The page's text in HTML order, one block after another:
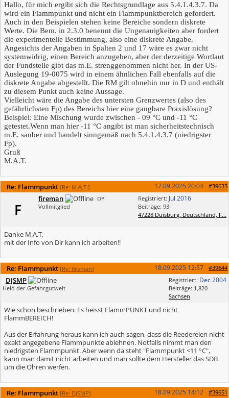
Hallo, für mich ergibt sich die Rechtsgrundlage aus 5.4.1.4.3.7. Da
wird ein Flammpunkt und nicht ein Flammpunktbereich gefordert.
Auch in den Beispielen stehen keine Bereiche sondern diskrete
Werte. Die Bem. in 2.3.0 benennt die Ungenauigkeiten aber fordert
die experimentelle Bestimmung, also eine diskrete Angabe.
Angesichts der Angaben in Spalten 2 und 17 wäre es zwar nicht
systemwidrig, einen Bereich anzugeben, aber der derzeitige Wortlaut
der Fundstelle gibt das m.E. strenggenommen nicht her. In der US-
Auslegung 19-0075 wird in einem ähnlichen Fall ebenfalls auf die
diskrete Angabe abgestellt. Die RM gilt ohnehin nur in D und enthält
zu diesem Punkt auch keine Aussage.
Vielleicht wäre die Angabe des untersten Grenzwertes (also des
gefährlichsten Fp) des Bereichs hier eine gangbare Praxislösung?
Beispiel: Eine Mischung wurde zwischen - 09 °C und -11 °C
getestet.Wenn man hier -11 °C angibt ist man sicherheitstechnisch
m.E. sauber und handelt sinngemäß nach 5.4.1.4.3.7 (niedrigster
Fp).
Gruß
M.A.T.
Re: Flammpunkt [Re: M.A.T.] #39635
17.09.202520:04
Registriert: Jul 2016
Beiträge: 93
47228 Duisburg, Deutschland, F...
F
fireman OP
Vollmitglied
Danke M.A.T,
mit der Info von Dir kann ich arbeiten!!
Re: Flammpunkt [Re: fireman] #39644
18.09.2025 12:57
Registriert: Dec 2004
Beiträge: 1,820
Sachsen
DJSMP
Held der Gefahrgutwelt
Wie schon beschrieben: Es heisst FlammPUNKT und nicht
FlammBEREICH!
Aus der Erfahrung heraus kann ich auch sagen, dass die Reedereien nicht
exakt angegebene Flammpunkte ablehnen. Notfalls nimmt man den
niedrigsten Flammpunkt. Aber wenn da steht "Flammpunkt <11 °C",
kann man damit nicht arbeiten und man sollte dem Hersteller das SDB
um die Ohren werfen.
Re: Flammpunkt [Re: DJSMP] #39651
18.09.2025 14:12